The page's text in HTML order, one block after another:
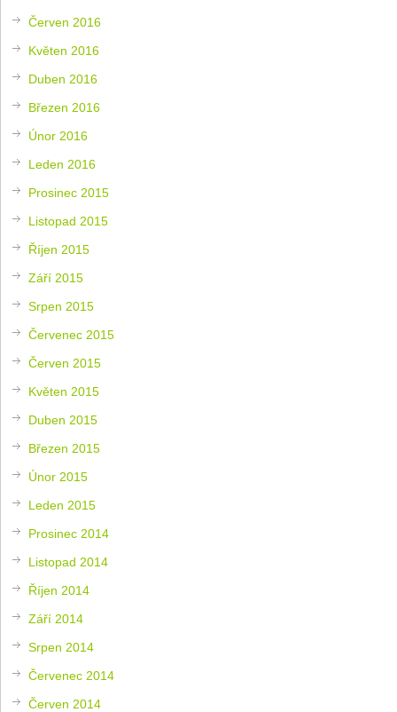
Červen 2016
Květen 2016
Duben 2016
Březen 2016
Únor 2016
Leden 2016
Prosinec 2015
Listopad 2015
Říjen 2015
Září 2015
Srpen 2015
Červenec 2015
Červen 2015
Květen 2015
Duben 2015
Březen 2015
Únor 2015
Leden 2015
Prosinec 2014
Listopad 2014
Říjen 2014
Září 2014
Srpen 2014
Červenec 2014
Červen 2014